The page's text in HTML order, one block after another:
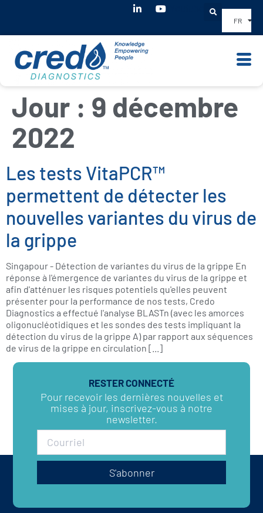
FR
Jour : 9 décembre
2022
Les tests VitaPCR™
permettent de détecter les
nouvelles variantes du virus de
la grippe
Singapour - Détection de variantes du virus de la grippe En
réponse à l'émergence de variantes du virus de la grippe et
afin d'atténuer les risques potentiels qu'elles peuvent
présenter pour la performance de nos tests, Credo
Diagnostics a effectué l'analyse BLASTn (avec les amorces
oligonucléotidiques et les sondes des tests impliquant la
détection du virus de la grippe A) par rapport aux séquences
de virus de la grippe en circulation [...]
RESTER CONNECTÉ
Pour recevoir les dernières nouvelles et
mises à jour, inscrivez-vous à notre
newsletter.
S'abonner